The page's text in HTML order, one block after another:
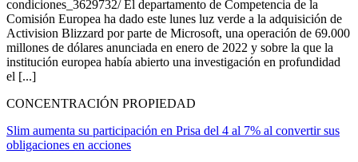
condiciones_3629732/ El departamento de Competencia de la
Comisión Europea ha dado este lunes luz verde a la adquisición de
Activision Blizzard por parte de Microsoft, una operación de 69.000
millones de dólares anunciada en enero de 2022 y sobre la que la
institución europea había abierto una investigación en profundidad
el [...]
CONCENTRACIÓN PROPIEDAD
Slim aumenta su participación en Prisa del 4 al 7% al convertir sus
obligaciones en acciones